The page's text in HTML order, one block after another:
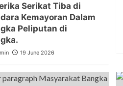
Serikat Tiba di
Kemayoran Dalam
Peliputan di
19 June 2026